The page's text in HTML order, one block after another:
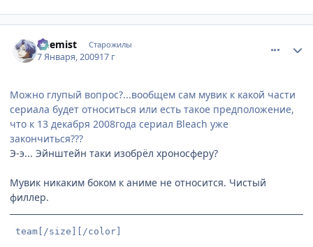
Chemist Старожилы
7 Января, 200917 г
Можно глупый вопрос?...вообщем сам мувик к какой части
сериала будет относиться или есть такое предположение,
что к 13 декабря 2008года сериал Bleach уже
закончиться???
Э-э... Эйнштейн таки изобрёл хроносферу?
Мувик никаким боком к аниме не относится. Чистый
филлер.
team[/size][/color]